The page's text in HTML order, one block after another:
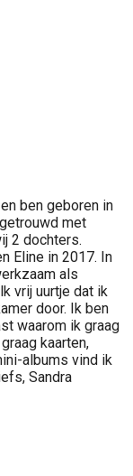
ben geboren in
met
2 dochters.
Eline in 2017. In
als
vrij uurtje dat ik
door. Ik ben
waarom ik graag
kaarten,
albums vind ik
Sandra